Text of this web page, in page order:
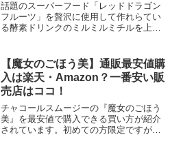
話題のスーパーフード「レッドドラゴン
フルーツ」を贅沢に使用して作れらてい
る酵素ドリンクのミルミルミチルを上手
このアレンジ法を試してみてください。
これだったら継続できるというアレンジ
レシピばかりなのでダイエット成功に近
づけます！
【魔女のごほう美】通販最安値購
入は楽天・Amazon？一番安い販
売店はココ！
チャコールスムージーの『魔女のごほう
美』を最安値で購入できる買い方が紹介
されています。初めての方限定ですが送